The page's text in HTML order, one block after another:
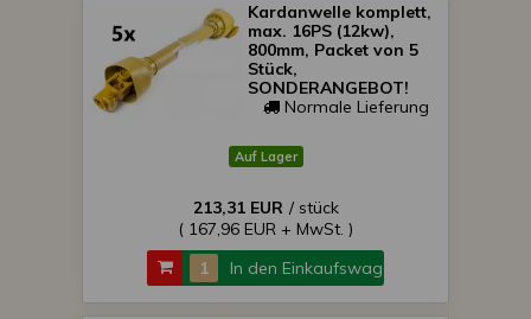
Kardanwelle komplett,
max. 16PS (12kw),
800mm, Packet von 5
Stück,
SONDERANGEBOT!
Normale Lieferung
Auf Lager
213,31 EUR / stück
( 167,96 EUR + MwSt. )
In den Einkaufswagen